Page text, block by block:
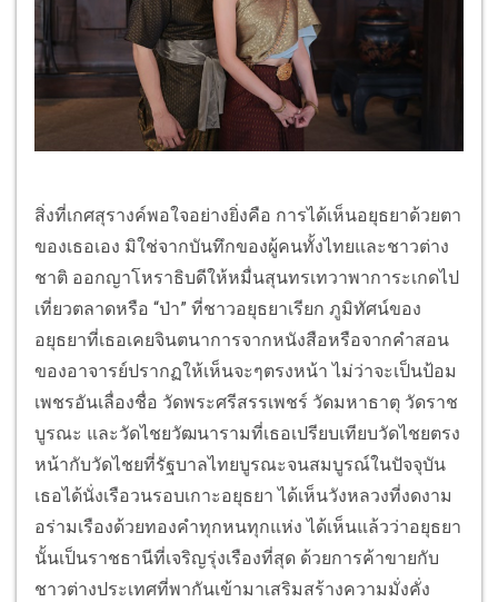
สิ่งที่เกศสุรางค์พอใจอย่างยิ่งคือ การได้เห็นอยุธยาด้วยตา
ของเธอเอง มิใช่จากบันทึกของผู้คนทั้งไทยและชาวต่าง
ชาติ ออกญาโหราธิบดีให้หมื่นสุนทรเทวาพาการะเกดไป
เที่ยวตลาดหรือ “ป่า” ที่ชาวอยุธยาเรียก ภูมิทัศน์ของ
อยุธยาที่เธอเคยจินตนาการจากหนังสือหรือจากคำสอน
ของอาจารย์ปรากฏให้เห็นจะๆตรงหน้า ไม่ว่าจะเป็นป้อม
เพชรอันเลื่องชื่อ วัดพระศรีสรรเพชร์ วัดมหาธาตุ วัดราช
บูรณะ และวัดไชยวัฒนารามที่เธอเปรียบเทียบวัดไชยตรง
หน้ากับวัดไชยที่รัฐบาลไทยบูรณะจนสมบูรณ์ในปัจจุบัน
เธอได้นั่งเรือวนรอบเกาะอยุธยา ได้เห็นวังหลวงที่งดงาม
อร่ามเรืองด้วยทองคำทุกหนทุกแห่ง ได้เห็นแล้วว่าอยุธยา
นั้นเป็นราชธานีที่เจริญรุ่งเรืองที่สุด ด้วยการค้าขายกับ
ชาวต่างประเทศที่พากันเข้ามาเสริมสร้างความมั่งคั่ง